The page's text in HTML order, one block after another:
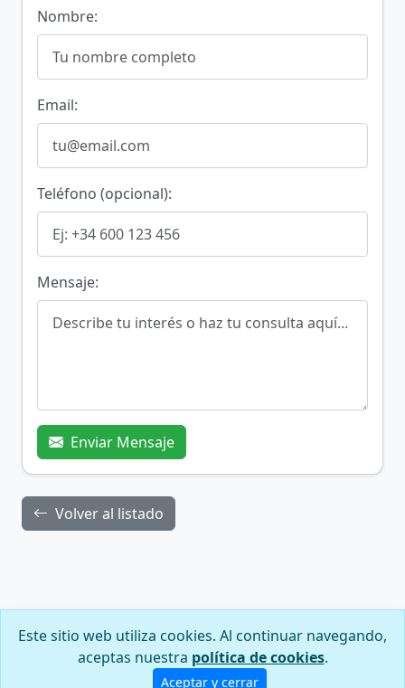
Nombre:
Email:
Teléfono (opcional):
Mensaje:
Enviar Mensaje
Volver al listado
© 2026 Pymemarket. Todos los derechos reservados.
Aviso Legal y Condiciones de Uso|Política de
Este sitio web utiliza cookies. Al continuar navegando,
aceptas nuestra política de cookies.
Aceptar y cerrar